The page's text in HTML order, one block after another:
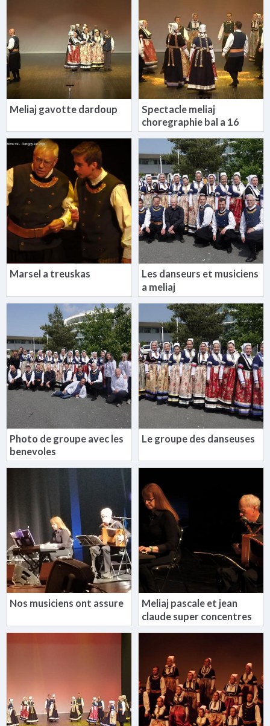
Meliaj gavotte dardoup
Spectacle meliaj
choregraphie bal a 16
Marsel a treuskas
Les danseurs et musiciens
a meliaj
Photo de groupe avec les
benevoles
Le groupe des danseuses
Nos musiciens ont assure
Meliaj pascale et jean
claude super concentres